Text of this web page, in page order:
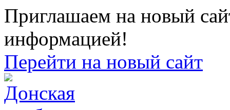
Приглашаем на новый
информацией!
Перейти на новый сайт